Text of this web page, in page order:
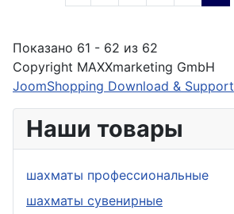
Наши товары
шахматы профессиональные
шахматы сувенирные
Показано 61 - 62 из 62
Copyright MAXXmarketing GmbH
JoomShopping Download & Support